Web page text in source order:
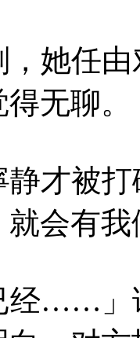
她任由
无聊。
才被打
会有
……」